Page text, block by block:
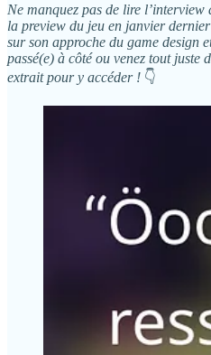
Ne manquez pas de lire l’interview
la preview du jeu en janvier
sur son approche du game design
passé(e) à côté ou venez tout juste
extrait pour y accéder ! 👇